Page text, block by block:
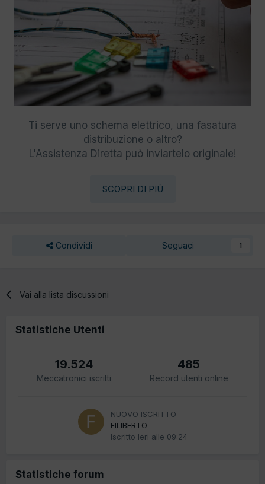
Ti serve uno schema elettrico, una fasatura
distribuzione o altro?
L'Assistenza Diretta può inviartelo originale!
SCOPRI DI PIÙ
Condividi Seguaci 1
Vai alla lista discussioni
Statistiche Utenti
19.524
Meccatronici iscritti
485
Record utenti online
NUOVO ISCRITTO
FILIBERTO
Iscritto Ieri alle 09:24
Statistiche forum